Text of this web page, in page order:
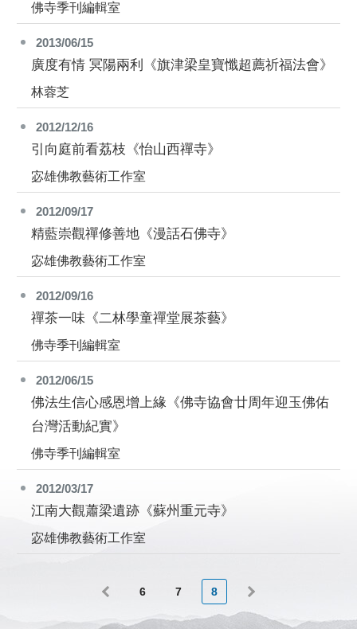
佛寺季刊編輯室
2013/06/15
廣度有情 冥陽兩利《旗津梁皇寶懺超薦祈福法會》
林蓉芝
2012/12/16
引向庭前看荔枝《怡山西禪寺》
宓雄佛教藝術工作室
2012/09/17
精藍崇觀禪修善地《漫話石佛寺》
宓雄佛教藝術工作室
2012/09/16
禪茶一味《二林學童禪堂展茶藝》
佛寺季刊編輯室
2012/06/15
佛法生信心感恩增上緣《佛寺協會廿周年迎玉佛佑
台灣活動紀實》
佛寺季刊編輯室
2012/03/17
江南大觀蕭梁遺跡《蘇州重元寺》
宓雄佛教藝術工作室
6 7 8